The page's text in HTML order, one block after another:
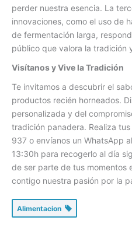
perder nuestra esencia. La
innovaciones, como el uso de
de fermentación larga,
público que valora la tradición
Visítanos y Vive la Tradición
Te invitamos a descubrir el
productos recién horneados.
personalizada y del
tradición panadera. Realiza
937 o envíanos un WhatsApp
13:30h para recogerlo al día
de ser parte de tus momentos
contigo nuestra pasión por la
Alimentacion